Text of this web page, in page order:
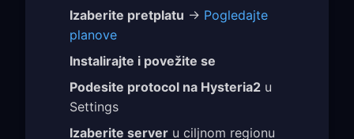
Izaberite pretplatu → Pogledajte
planove
Instalirajte i povežite se
Podesite protocol na Hysteria2 u
Settings
Izaberite server u ciljnom regionu